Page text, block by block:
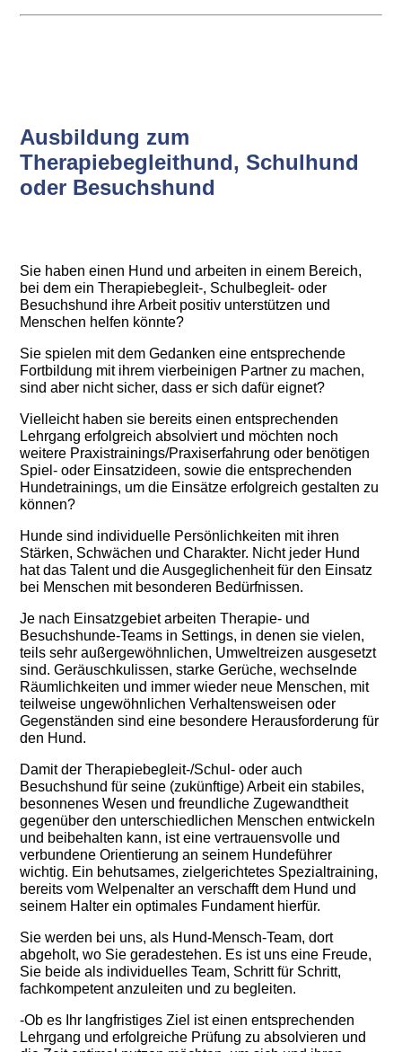
Ausbildung zum
Therapiebegleithund, Schulhund
oder Besuchshund
Sie haben einen Hund und arbeiten in einem Bereich,
bei dem ein Therapiebegleit-, Schulbegleit- oder
Besuchshund ihre Arbeit positiv unterstützen und
Menschen helfen könnte?
Sie spielen mit dem Gedanken eine entsprechende
Fortbildung mit ihrem vierbeinigen Partner zu machen,
sind aber nicht sicher, dass er sich dafür eignet?
Vielleicht haben sie bereits einen entsprechenden
Lehrgang erfolgreich absolviert und möchten noch
weitere Praxistrainings/Praxiserfahrung oder benötigen
Spiel- oder Einsatzideen, sowie die entsprechenden
Hundetrainings, um die Einsätze erfolgreich gestalten zu
können?
Hunde sind individuelle Persönlichkeiten mit ihren
Stärken, Schwächen und Charakter. Nicht jeder Hund
hat das Talent und die Ausgeglichenheit für den Einsatz
bei Menschen mit besonderen Bedürfnissen.
Je nach Einsatzgebiet arbeiten Therapie- und
Besuchshunde-Teams in Settings, in denen sie vielen,
teils sehr außergewöhnlichen, Umweltreizen ausgesetzt
sind. Geräuschkulissen, starke Gerüche, wechselnde
Räumlichkeiten und immer wieder neue Menschen, mit
teilweise ungewöhnlichen Verhaltensweisen oder
Gegenständen sind eine besondere Herausforderung für
den Hund.
Damit der Therapiebegleit-/Schul- oder auch
Besuchshund für seine (zukünftige) Arbeit ein stabiles,
besonnenes Wesen und freundliche Zugewandtheit
gegenüber den unterschiedlichen Menschen entwickeln
und beibehalten kann, ist eine vertrauensvolle und
verbundene Orientierung an seinem Hundeführer
wichtig. Ein behutsames, zielgerichtetes Spezialtraining,
bereits vom Welpenalter an verschafft dem Hund und
seinem Halter ein optimales Fundament hierfür.
Sie werden bei uns, als Hund-Mensch-Team, dort
abgeholt, wo Sie geradestehen. Es ist uns eine Freude,
Sie beide als individuelles Team, Schritt für Schritt,
fachkompetent anzuleiten und zu begleiten.
-Ob es Ihr langfristiges Ziel ist einen entsprechenden
Lehrgang und erfolgreiche Prüfung zu absolvieren und